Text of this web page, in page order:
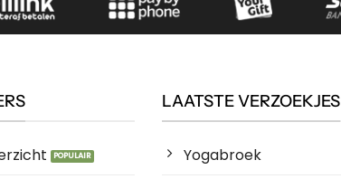
LAATSTE VERZOEKJES
Yogabroek